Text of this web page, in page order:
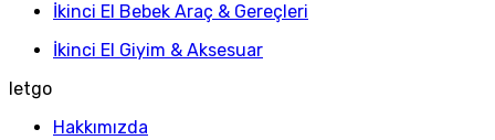
İkinci El Bebek Araç & Gereçleri
İkinci El Giyim & Aksesuar
letgo
Hakkımızda